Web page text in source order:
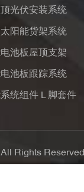
光伏安装系统
阳能货架系统
池板屋顶支架
池板跟踪系统
统组件 L 脚套件
Rights